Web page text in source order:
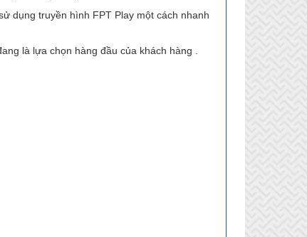
dụng truyền hình FPT Play một cách nhanh
là lựa chọn hàng đầu của khách hàng .